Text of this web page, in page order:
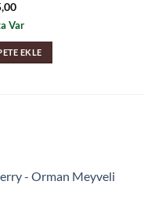
Var
EKLE
- Orman Meyveli